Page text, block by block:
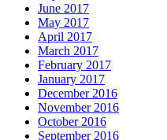
June 2017
May 2017
April 2017
March 2017
February 2017
January 2017
December 2016
November 2016
October 2016
September 2016